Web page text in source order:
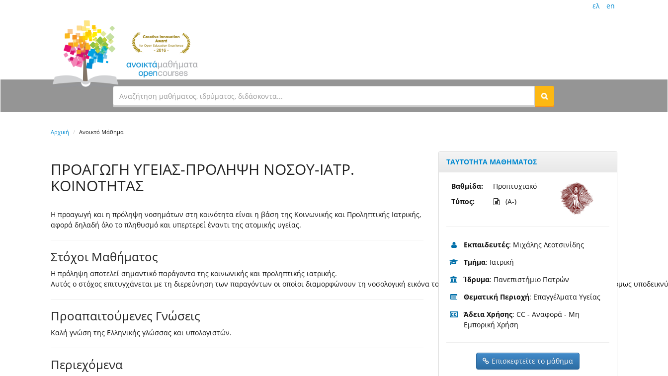
ελ en
Αρχική Ανοικτό Μάθημα
ΠΡΟΑΓΩΓΗ ΥΓΕΙΑΣ-ΠΡΟΛΗΨΗ ΝΟΣΟΥ-ΙΑΤΡ.
ΚΟΙΝΟΤΗΤΑΣ
Η προαγωγή και η πρόληψη νοσημάτων στη κοινότητα είναι η βάση της Κοινωνικής και Προληπτικής Ιατρικής,
αφορά δηλαδή όλο το πληθυσμό και υπερτερεί έναντι της ατομικής υγείας.
Στόχοι Μαθήματος
Η πρόληψη αποτελεί σημαντικό παράγοντα της κοινωνικής και προληπτικής ιατρικής.
Αυτός ο στόχος επιτυγχάνεται με τη διερεύνηση των παραγόντων οι οποίοι διαμορφώνουν τη νοσολογική εικόνα του πληθυσμού, μέσω της επιδημιολογίας. Συγχρόνως όμως
Προαπαιτούμενες Γνώσεις
Καλή γνώση της Ελληνικής γλώσσας και υπολογιστών.
Περιεχόμενα
ΤΑΥΤΟΤΗΤΑ ΜΑΘΗΜΑΤΟΣ
Βαθμίδα:
Τύπος:
Προπτυχιακό
(A-)
Εκπαιδευτές: Μιχάλης Λεοτσινίδης
Τμήμα: Ιατρική
Ίδρυμα: Πανεπιστήμιο Πατρών
Θεματική Περιοχή: Επαγγέλματα Υγείας
Άδεια Χρήσης: CC - Αναφορά - Μη
Εμπορική Χρήση
Επισκεφτείτε το μάθημα